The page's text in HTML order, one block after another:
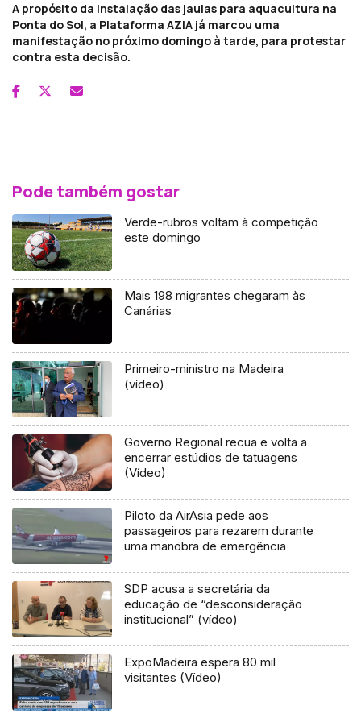
A propósito da instalação das jaulas para aquacultura na
Ponta do Sol, a Plataforma AZIA já marcou uma
manifestação no próximo domingo à tarde, para protestar
contra esta decisão.
Pode também gostar
Verde-rubros voltam à competição
este domingo
Mais 198 migrantes chegaram às
Canárias
Primeiro-ministro na Madeira
(vídeo)
Governo Regional recua e volta a
encerrar estúdios de tatuagens
(Vídeo)
Piloto da AirAsia pede aos
passageiros para rezarem durante
uma manobra de emergência
SDP acusa a secretária da
educação de “desconsideração
institucional” (vídeo)
ExpoMadeira espera 80 mil
visitantes (Vídeo)